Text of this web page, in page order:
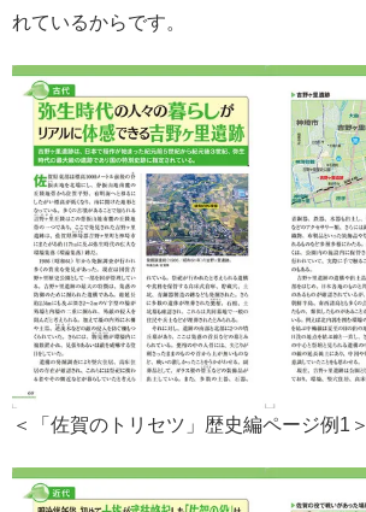
れているからです。
＜「佐賀のトリセツ」歴史編ページ例1＞